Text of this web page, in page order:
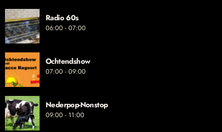
Radio 60s
06:00 - 07:00
Ochtendshow
07:00 - 09:00
Nederpop-Nonstop
09:00 - 11:00